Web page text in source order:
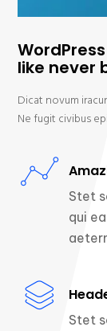
WordPress
like never
Dicat novum
Ne fugit civibus
Stet
qui
Stet